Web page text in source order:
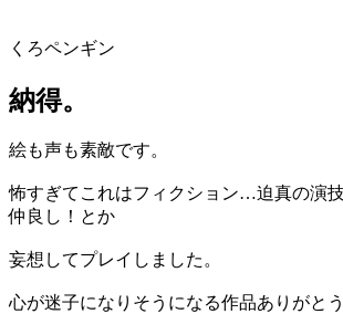
くろペンギン
納得。
絵も声も素敵です。
怖すぎてこれはフィクション…迫真の演
仲良し！とか
妄想してプレイしました。
心が迷子になりそうになる作品ありがと